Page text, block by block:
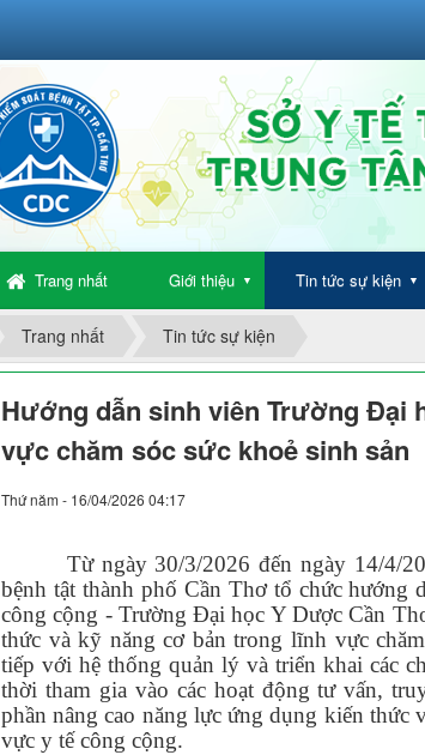
Trang nhất Giới thiệu ▼ Tin tức sự kiện ▼
Trang nhất Tin tức sự kiện
Hướng dẫn sinh viên Trường Đại
vực chăm sóc sức khoẻ sinh sản
Thứ năm - 16/04/2026 04:17
Từ ngày 30/3/2026 đến ngày 14/4/
bệnh tật thành phố Cần Thơ tổ chức hướng
công cộng - Trường Đại học Y Dược Cần
thức và kỹ năng cơ bản trong lĩnh vực
tiếp với hệ thống quản lý và triển khai các
thời tham gia vào các hoạt động tư vấn,
phần nâng cao năng lực ứng dụng kiến thức
vực y tế công cộng.